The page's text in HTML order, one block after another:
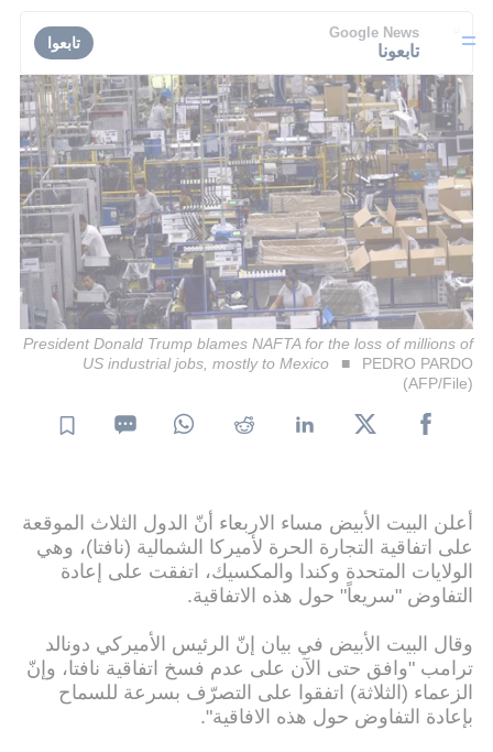
Google News
تابعونا تابعوا
President Donald Trump blames NAFTA for the loss of millions of
US industrial jobs, mostly to Mexico
PEDRO PARDO
(AFP/File)
أعلن البيت الأبيض مساء الاربعاء أنّ الدول الثلاث الموقعة
على اتفاقية التجارة الحرة لأميركا الشمالية (نافتا)، وهي
الولايات المتحدة وكندا والمكسيك، اتفقت على إعادة
التفاوض "سريعاً" حول هذه الاتفاقية.
وقال البيت الأبيض في بيان إنّ الرئيس الأميركي دونالد
ترامب "وافق حتى الآن على عدم فسخ اتفاقية نافتا، وإنّ
الزعماء (الثلاثة) اتفقوا على التصرّف بسرعة للسماح
بإعادة التفاوض حول هذه الافاقية".